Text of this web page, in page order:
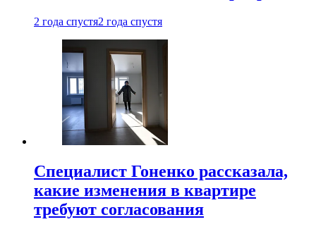
2 года спустя2 года спустя
Специалист Гоненко рассказала,
какие изменения в квартире
требуют согласования